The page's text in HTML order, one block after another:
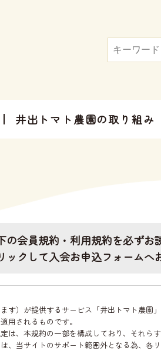
井出トマト農園の取り組み
会員規約・利用規約を必ずお
クして入会お申込フォームへ
す）が提供するサービス「井出トマト農園
用されるものです。
は、本規約の一部を構成しており、それら
当サイトのサポート範囲外となる為、各